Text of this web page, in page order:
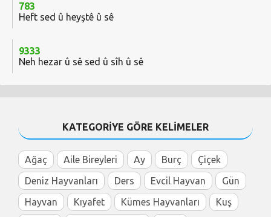
783
Heft sed û heyştê û sê
9333
Neh hezar û sê sed û sîh û sê
KATEGORİYE GÖRE KELİMELER
Ağaç Aile Bireyleri Ay Burç
Çiçek
Deniz Hayvanları
Ders Evcil Hayvan
Gün
Hayvan
Kıyafet Kümes Hayvanları
Kuş